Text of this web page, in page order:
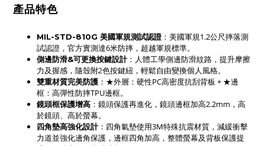
產品特色
MIL-STD-810G 美國軍規測試認證 ：美國軍規1.2公尺摔落測
試認證，官方實測達6米防摔，超越軍規標準。
側邊防滑&可更換按鍵設計：人體工學側邊防滑紋路，提升摩擦
力及握感，隨殼附2色按鍵紐，輕鬆自由變換個人風格。
雙重材質完美防護 ：★外層：硬性PC高密度抗刮背板 + ★邊
框：高彈性防摔TPU邊框。
鏡頭框保護增高 ：鏡頭保護再進化，鏡頭邊框加高2.2mm，高
於鏡頭、高於螢幕。
四角墊高強化設計：四角氣墊使用3M特殊抗震材質，減緩衝擊
力道並強化邊角保護， 邊框四角加高， 整體螢幕及背板保護提